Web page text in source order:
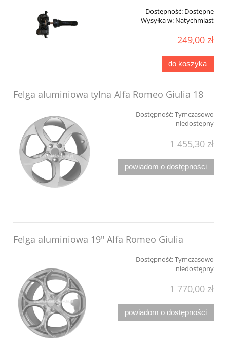
Dostępność: Dostępne
Wysyłka w: Natychmiast
249,00 zł
do koszyka
Felga aluminiowa tylna Alfa Romeo Giulia 18
Dostępność:Tymczasowo
niedostępny
1 455,30 zł
powiadom o dostępności
Felga aluminiowa 19" Alfa Romeo Giulia
Dostępność:Tymczasowo
niedostępny
1 770,00 zł
powiadom o dostępności